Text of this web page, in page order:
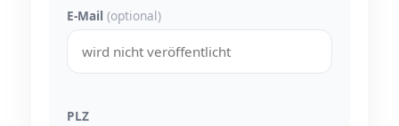
E-Mail (optional)
PLZ